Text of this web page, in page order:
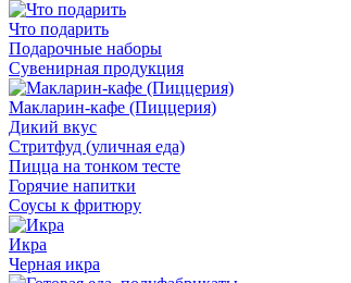
Что подарить
Подарочные наборы
Сувенирная продукция
Макларин-кафе (Пиццерия)
Дикий вкус
Стритфуд (уличная еда)
Пицца на тонком тесте
Горячие напитки
Соусы к фритюру
Икра
Черная икра